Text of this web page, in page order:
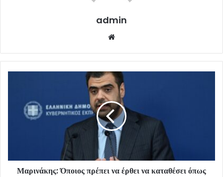
admin
Μαρινάκης: Όποιος πρέπει να έρθει να καταθέσει όπως